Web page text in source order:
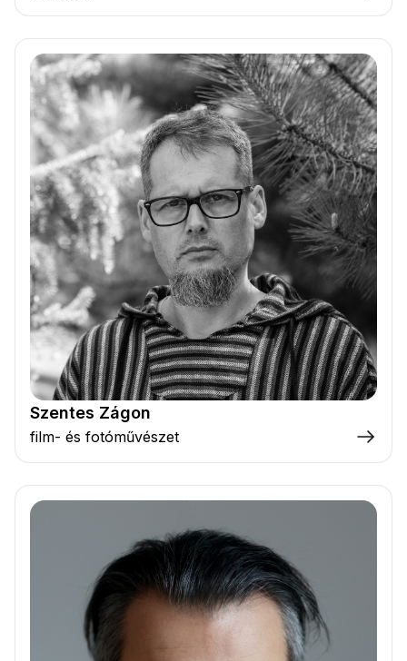
Szentes Zágon
film- és fotóművészet